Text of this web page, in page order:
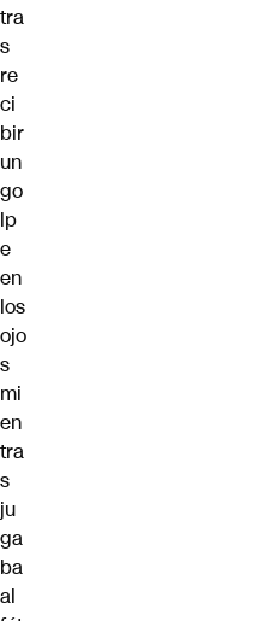
tra
s
re
ci
bir
un
go
lp
e
en
los
ojo
s
mi
en
tra
s
ju
ga
ba
al